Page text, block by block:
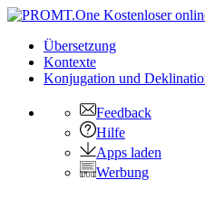
Übersetzung
Kontexte
Konjugation und
Feedback
Hilfe
Apps laden
Werbung